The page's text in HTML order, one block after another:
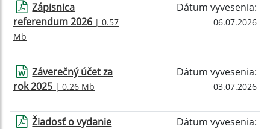
Zápisnica
referendum 2026 | 0.57
Mb
Dátum vyvesenia:
06.07.2026
Záverečný účet za
rok 2025 | 0.26 Mb
Dátum vyvesenia:
03.07.2026
Žiadosť o vydanie
Dátum vyvesenia: